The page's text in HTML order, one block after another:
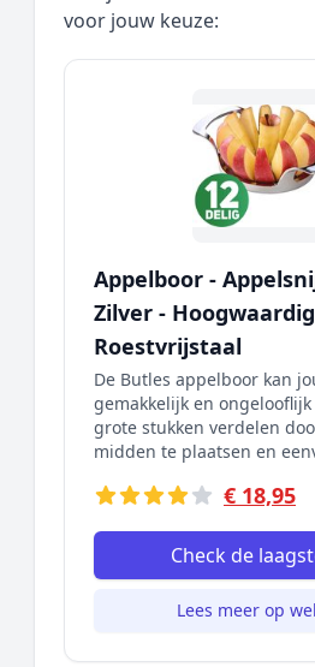
voor jouw keuze:
Appelboor -
Zilver - Hoogwaardig
Roestvrijstaal
De Butles appelboor kan
gemakkelijk en
grote stukken verdelen
midden te plaatsen en
€ 18,95
Check de
Lees meer op